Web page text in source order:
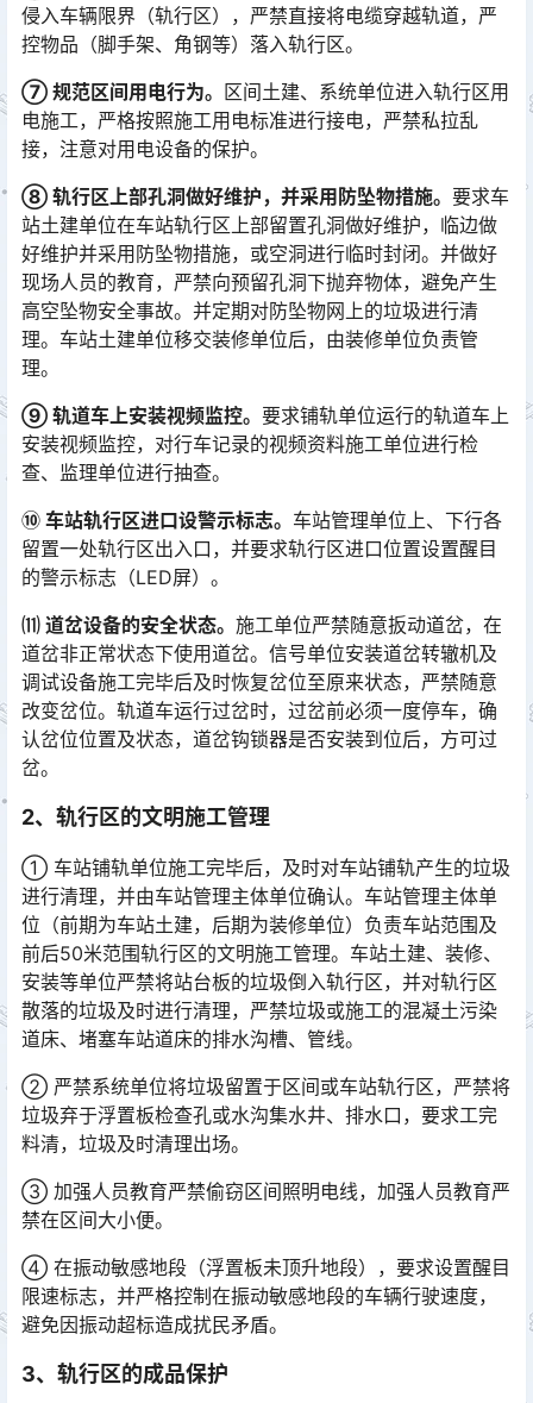
侵入车辆限界（轨行区），严禁直接将电缆穿越轨道，严
控物品（脚手架、角钢等）落入轨行区。
⑦ 规范区间用电行为。 区间土建、系统单位进入轨行区用
电施工，严格按照施工用电标准进行接电，严禁私拉乱
接，注意对用电设备的保护。
⑧ 轨行区上部孔洞做好维护，并采用防坠物措施。 要求车
站土建单位在车站轨行区上部留置孔洞做好维护，临边做
好维护并采用防坠物措施，或空洞进行临时封闭。并做好
现场人员的教育，严禁向预留孔洞下抛弃物体，避免产生
高空坠物安全事故。并定期对防坠物网上的垃圾进行清
理。车站土建单位移交装修单位后，由装修单位负责管
理。󠅅󠅃󠄵󠅂󠄪󠇖󠆨󠆨󠇕󠆞󠆒󠅬󠇘󠆭󠆘󠇙󠆝󠅵󠇗󠆭󠆁󠄐󠇗󠅹󠅸󠇖󠆍󠅳󠇖󠅹󠅰󠇖󠆌󠅹
⑨ 轨道车上安装视频监控。 要求铺轨单位运行的轨道车上
安装视频监控，对行车记录的视频资料施工单位进行检
查、监理单位进行抽查。
⑩ 车站轨行区进口设警示标志。 车站管理单位上、下行各
留置一处轨行区出入口，并要求轨行区进口位置设置醒目
的警示标志（LED屏）。
⑾ 道岔设备的安全状态。 施工单位严禁随意扳动道岔，在
道岔非正常状态下使用道岔。信号单位安装道岔转辙机及
调试设备施工完毕后及时恢复岔位至原来状态，严禁随意
改变岔位。轨道车运行过岔时，过岔前必须一度停车，确
认岔位位置及状态，道岔钩锁器是否安装到位后，方可过
岔。󠅅󠅃󠄵󠅂󠄪󠇖󠆨󠆨󠇕󠆞󠆒󠅬󠇘󠆭󠆘󠇙󠆝󠅵󠇗󠆭󠆁󠄐󠇗󠅹󠅸󠇖󠆍󠅳󠇖󠅹󠅰󠇖󠆌󠅹
2、轨行区的文明施工管理
① 车站铺轨单位施工完毕后，及时对车站铺轨产生的垃圾
进行清理，并由车站管理主体单位确认。车站管理主体单
位（前期为车站土建，后期为装修单位）负责车站范围及
前后50米范围轨行区的文明施工管理。车站土建、装修、
安装等单位严禁将站台板的垃圾倒入轨行区，并对轨行区
散落的垃圾及时进行清理，严禁垃圾或施工的混凝土污染
道床、堵塞车站道床的排水沟槽、管线。󠅅󠅃󠄵󠅂󠄪󠇖󠆨󠆨󠇕󠆞󠆒󠅬󠇘󠆭󠆘󠇙󠆝󠅵󠇗󠆭󠆁󠄐󠇗󠅹󠅸󠇖󠆍󠅳󠇖󠅹󠅰󠇖󠆌󠅹
② 严禁系统单位将垃圾留置于区间或车站轨行区，严禁将
垃圾弃于浮置板检查孔或水沟集水井、排水口，要求工完
料清，垃圾及时清理出场。
③ 加强人员教育严禁偷窃区间照明电线，加强人员教育严
禁在区间大小便。
④ 在振动敏感地段（浮置板未顶升地段），要求设置醒目
限速标志，并严格控制在振动敏感地段的车辆行驶速度，
避免因振动超标造成扰民矛盾。
3、轨行区的成品保护